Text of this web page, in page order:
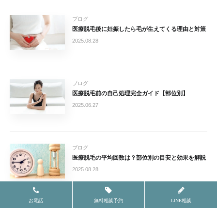
ブログ
医療脱毛後に妊娠したら毛が生えてくる理由と対策
2025.08.28
ブログ
医療脱毛前の自己処理完全ガイド【部位別】
2025.06.27
ブログ
医療脱毛の平均回数は？部位別の目安と効果を解説
2025.08.28
お電話 無料相談予約 LINE相談